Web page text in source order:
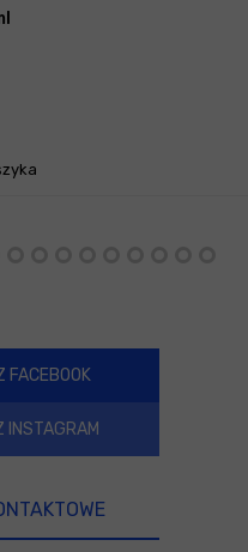
FACEBOOK
INSTAGRAM